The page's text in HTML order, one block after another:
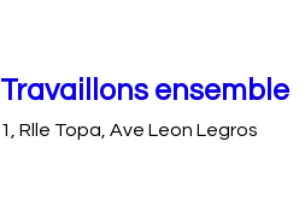
Travaillons ensemble
1, Rlle Topa, Ave Leon Legros